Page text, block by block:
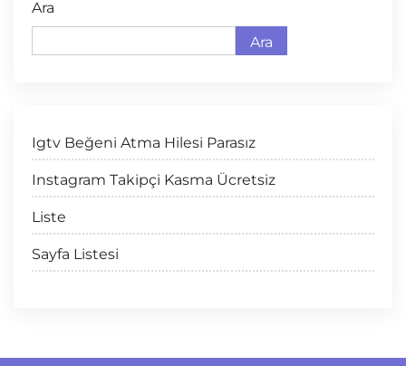
Ara
Ara
Igtv Beğeni Atma Hilesi Parasız
Instagram Takipçi Kasma Ücretsiz
Liste
Sayfa Listesi